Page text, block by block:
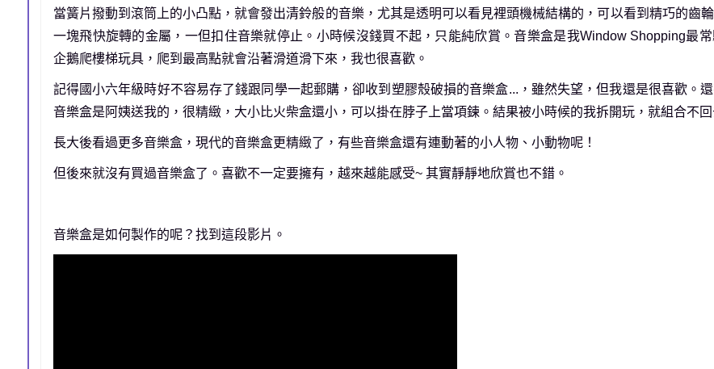
當簧片撥動到滾筒上的小凸點，就會發出清鈴般的音樂，尤其是透明可以看見裡頭機械結構的，可以看到精巧的齒
一塊飛快旋轉的金屬，一但扣住音樂就停止。小時候沒錢買不起，只能純欣賞。音樂盒是我Window Shopping最
企鵝爬樓梯玩具，爬到最高點就會沿著滑道滑下來，我也很喜歡。
記得國小六年級時好不容易存了錢跟同學一起郵購，卻收到塑膠殼破損的音樂盒...，雖然失望，但我還是很喜歡。
音樂盒是阿姨送我的，很精緻，大小比火柴盒還小，可以掛在脖子上當項鍊。結果被小時候的我拆開玩，就組合不回
長大後看過更多音樂盒，現代的音樂盒更精緻了，有些音樂盒還有連動著的小人物、小動物呢！
但後來就沒有買過音樂盒了。喜歡不一定要擁有，越來越能感受~ 其實靜靜地欣賞也不錯。
音樂盒是如何製作的呢？找到這段影片。